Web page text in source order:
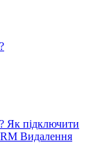
Як підключити
Видалення